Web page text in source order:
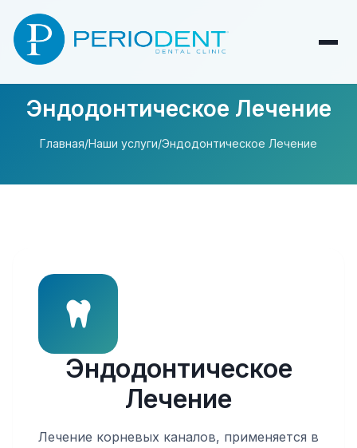
Эндодонтическое Лечение
Главная/Наши услуги/Эндодонтическое Лечение
Эндодонтическое
Лечение
Лечение корневых каналов, применяется в